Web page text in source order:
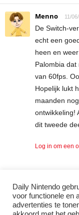
Menno 11/
De Switch-
echt een
heen en
Palombia
van 60fps.
Hopelijk lukt
maanden
ontwikkeling!
dit tweede
Log in om een
LAAT EEN REACTIE
Log in om een
Daily Nintendo
voor functionele en
advertenties te